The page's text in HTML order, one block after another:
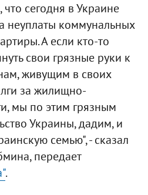
сегодня в Украине
неуплаты коммунальных
А если кто-то
свои грязные руки к
живущим в своих
за жилищно-
мы по этим грязным
Украины, дадим, и
семью", - сказал
передает
.